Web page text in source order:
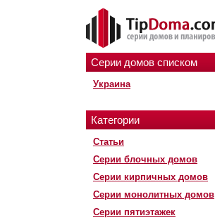
Серии домов списком
Украина
Категории
Статьи
Серии блочных домов
Серии кирпичных домов
Серии монолитных домов
Серии пятиэтажек